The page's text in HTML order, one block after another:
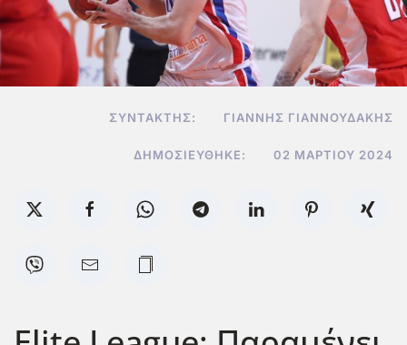
ΣΥΝΤΆΚΤΗΣ: ΓΙΆΝΝΗΣ ΓΙΑΝΝΟΥΔΆΚΗΣ
ΔΗΜΟΣΙΕΎΘΗΚΕ: 02 ΜΑΡΤΊΟΥ 2024